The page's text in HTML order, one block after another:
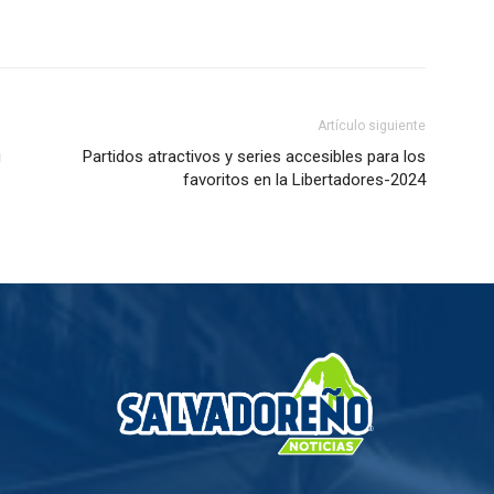
Artículo siguiente
Partidos atractivos y series accesibles para los
favoritos en la Libertadores-2024